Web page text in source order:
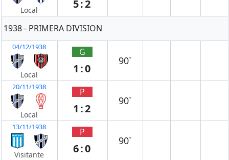
Local 5:2
1938 - PRIMERA DIVISION
04/12/1938
Local
G
1:0
90`
20/11/1938
Local
P
1:2
90`
13/11/1938
Visitante
P
6:0
90`